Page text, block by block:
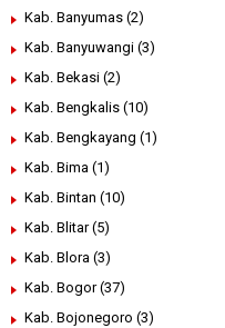
Kab. Banyumas (2)
Kab. Banyuwangi (3)
Kab. Bekasi (2)
Kab. Bengkalis (10)
Kab. Bengkayang (1)
Kab. Bima (1)
Kab. Bintan (10)
Kab. Blitar (5)
Kab. Blora (3)
Kab. Bogor (37)
Kab. Bojonegoro (3)